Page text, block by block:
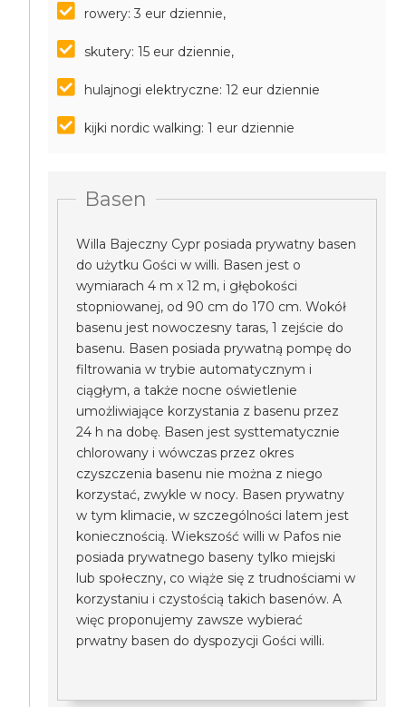
rowery: 3 eur dziennie,
skutery: 15 eur dziennie,
hulajnogi elektryczne: 12 eur dziennie
kijki nordic walking: 1 eur dziennie
Basen
Willa Bajeczny Cypr posiada prywatny basen
do użytku Gości w willi. Basen jest o
wymiarach 4 m x 12 m, i głębokości
stopniowanej, od 90 cm do 170 cm. Wokół
basenu jest nowoczesny taras, 1 zejście do
basenu. Basen posiada prywatną pompę do
filtrowania w trybie automatycznym i
ciągłym, a także nocne oświetlenie
umożliwiające korzystania z basenu przez
24 h na dobę. Basen jest systtematycznie
chlorowany i wówczas przez okres
czyszczenia basenu nie można z niego
korzystać, zwykle w nocy. Basen prywatny
w tym klimacie, w szczególności latem jest
koniecznością. Wiekszość willi w Pafos nie
posiada prywatnego baseny tylko miejski
lub społeczny, co wiąże się z trudnościami w
korzystaniu i czystością takich basenów. A
więc proponujemy zawsze wybierać
prwatny basen do dyspozycji Gości willi.